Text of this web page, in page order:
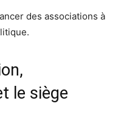
des associations à
le siège